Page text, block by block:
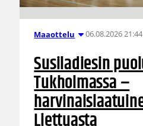
Maaottelu 06.08.2026 21:44
Susiladiesin
Tukholmassa –